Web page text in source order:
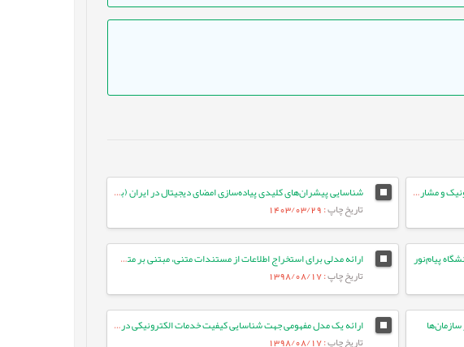
ارزیابی تاثیر متقابل زیرشاخص‌های توسعه دولت الکترونیک و مشارکت الکترونیک با بهره گیری از داده‌های سری زمانی کشورهای خاورمیانه طی سال‌های 2003 تا 2022
شناسایی پیشران‌های کلیدی پیاده‌سازی امضای دیجیتال در ایران (به روش دلفی فازی)
تاریخ چاپ: 1403/03/29
پیام‌نور
ارائه مدلی برای استخراج اطلاعات از مستندات متنی، مبتنی بر متن‌کاوی در حوزه یادگیری الکترونیکی
تاریخ چاپ: 1398/08/17
ارائه یک مدل مفهومی جهت شناسایی کیفیت خدمات الکترونیکی در فروشگاه های اینترنتی کشور
تاریخ چاپ: 1398/08/17